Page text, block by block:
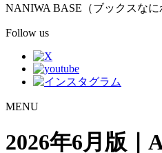
NANIWA BASE（ブックスなに
Follow us
MENU
2026年6月版｜